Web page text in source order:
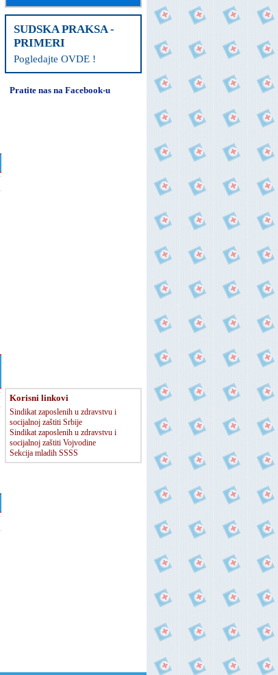
SUDSKA PRAKSA -
PRIMERI
Pogledajte OVDE !
Pratite nas na Facebook-u
Korisni linkovi
Sindikat zaposlenih u zdravstvu i
socijalnoj zaštiti Srbije
Sindikat zaposlenih u zdravstvu i
socijalnoj zaštiti Vojvodine
Sekcija mladih SSSS